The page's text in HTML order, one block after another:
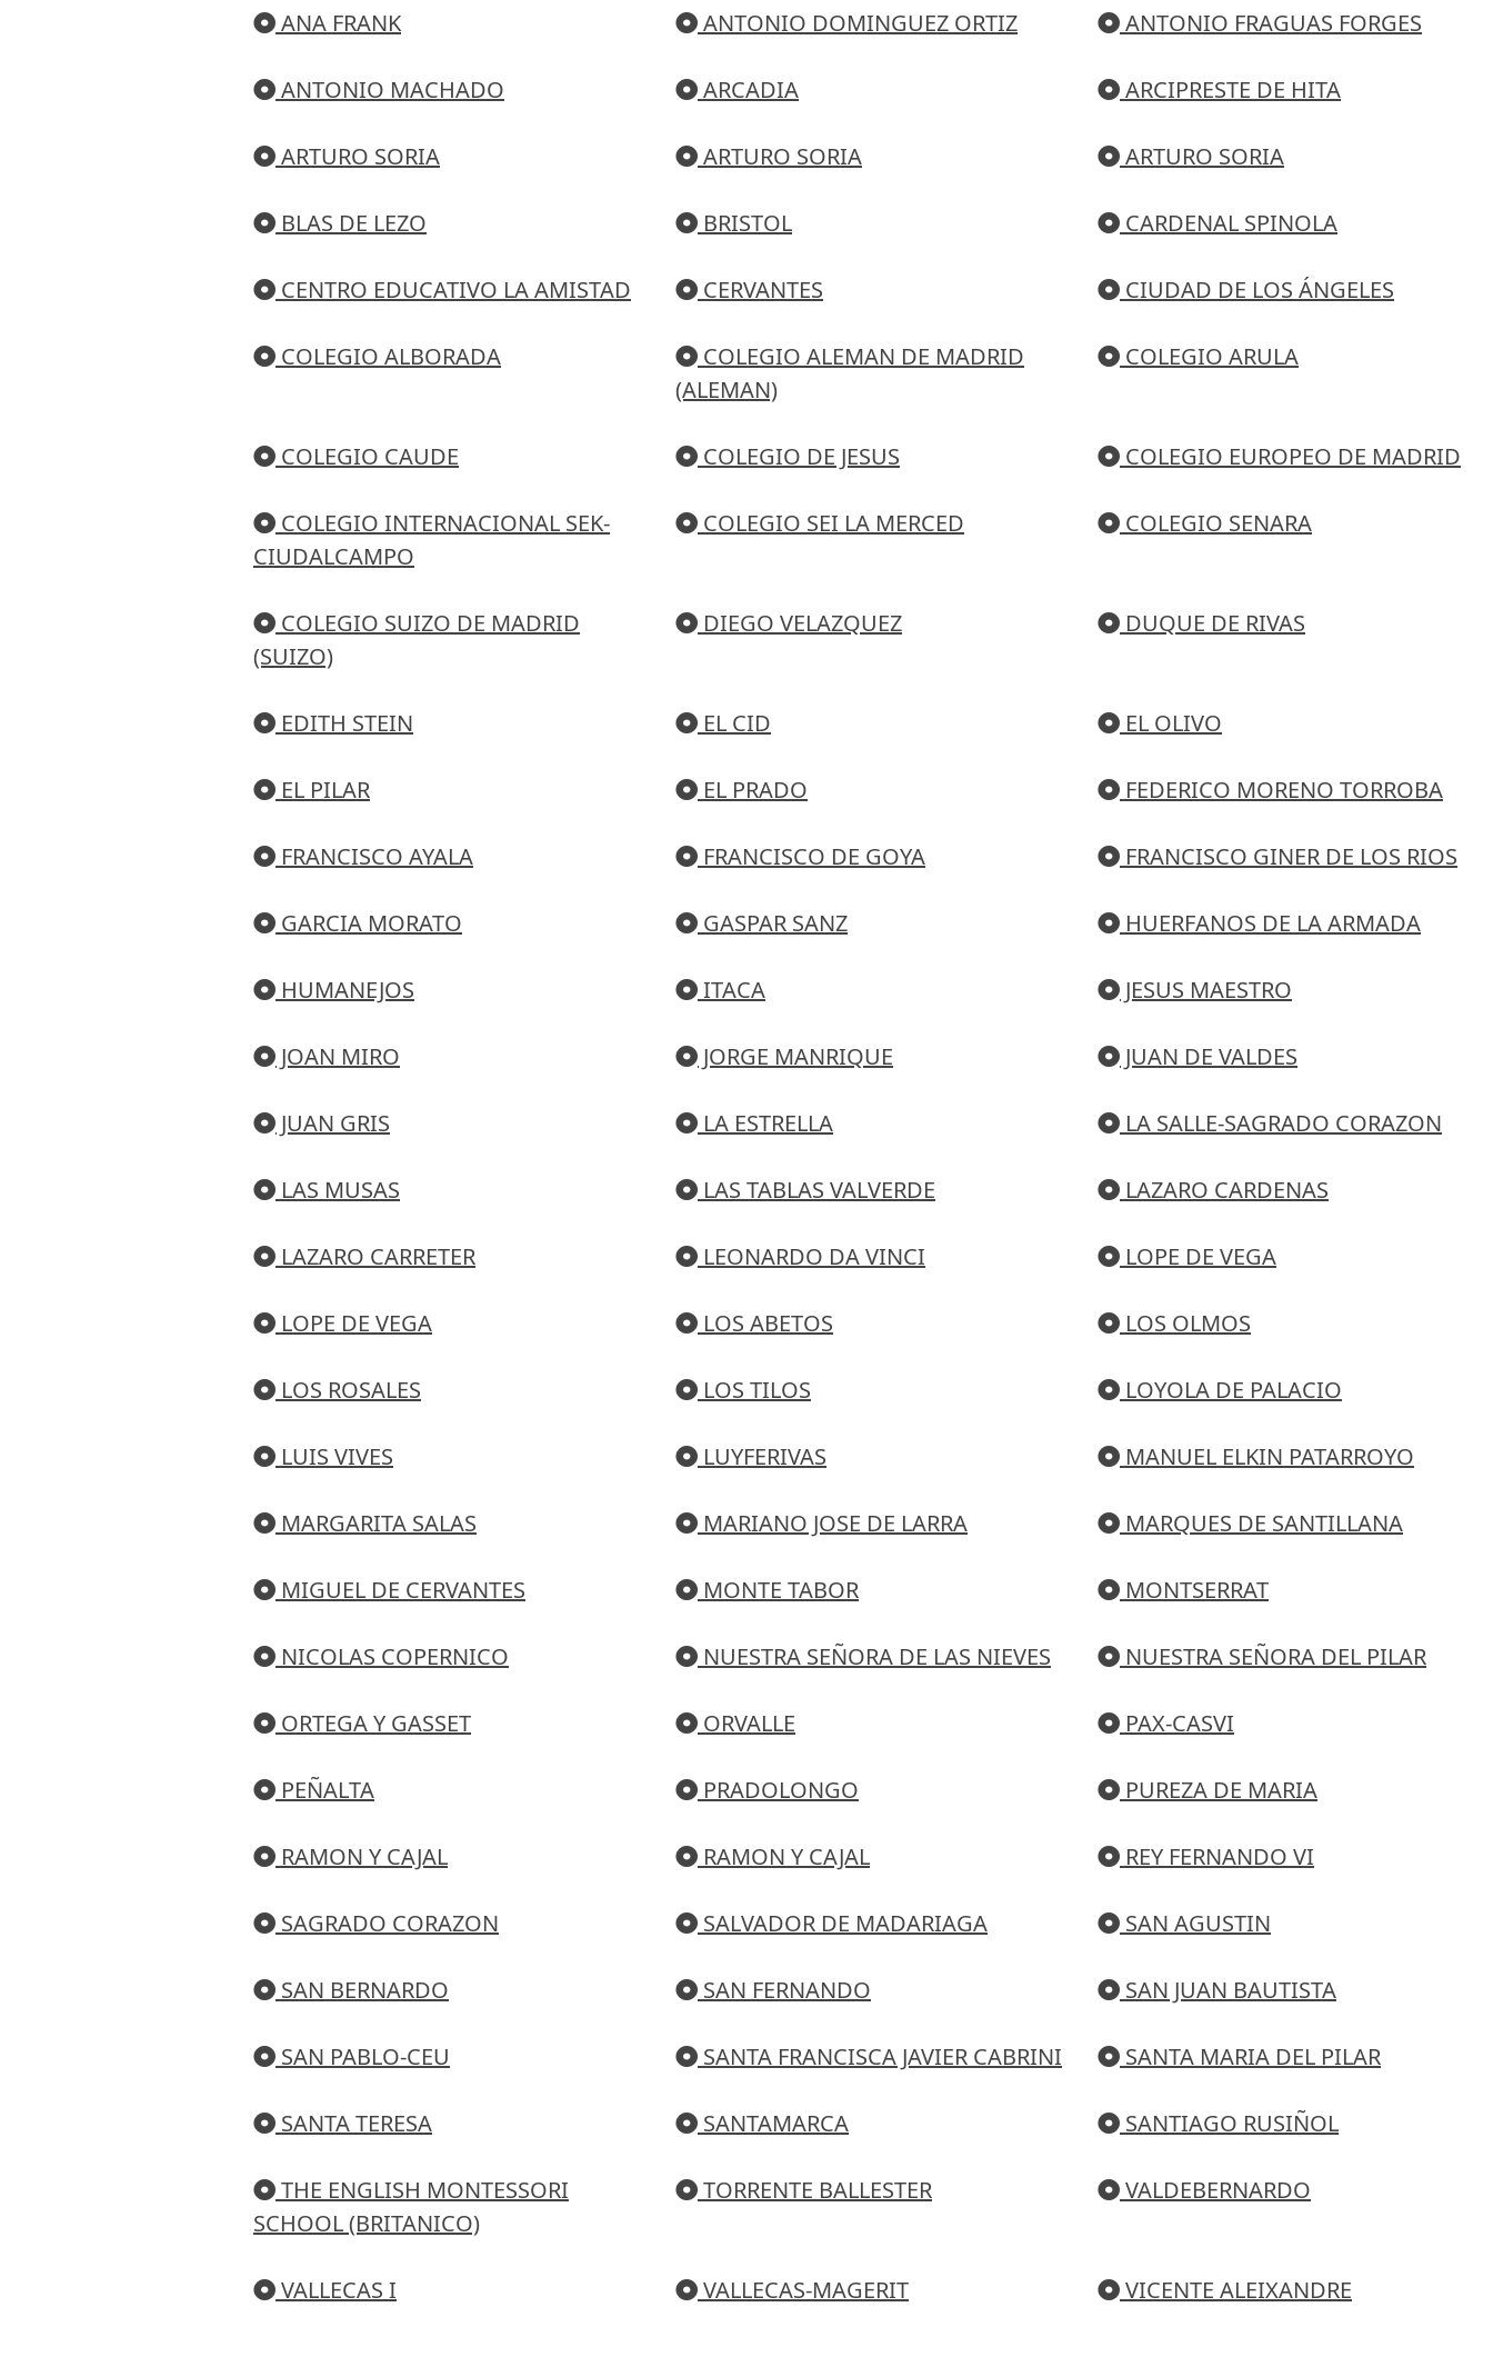
ANA FRANK ANTONIO DOMINGUEZ ORTIZ ANTONIO FRAGUAS FORGES
ANTONIO MACHADO ARCADIA ARCIPRESTE DE HITA
ARTURO SORIA ARTURO SORIA ARTURO SORIA
BLAS DE LEZO BRISTOL CARDENAL SPINOLA
CENTRO EDUCATIVO LA AMISTAD CERVANTES CIUDAD DE LOS ÁNGELES
COLEGIO ALBORADA
COLEGIO ALEMAN DE MADRID
(ALEMAN)
COLEGIO ARULA
COLEGIO CAUDE COLEGIO DE JESUS COLEGIO EUROPEO DE MADRID
COLEGIO INTERNACIONAL SEK-
CIUDALCAMPO
COLEGIO SEI LA MERCED COLEGIO SENARA
COLEGIO SUIZO DE MADRID
(SUIZO)
DIEGO VELAZQUEZ DUQUE DE RIVAS
EDITH STEIN EL CID EL OLIVO
EL PILAR EL PRADO FEDERICO MORENO TORROBA
FRANCISCO AYALA FRANCISCO DE GOYA FRANCISCO GINER DE LOS RIOS
GARCIA MORATO GASPAR SANZ HUERFANOS DE LA ARMADA
HUMANEJOS ITACA JESUS MAESTRO
JOAN MIRO JORGE MANRIQUE JUAN DE VALDES
JUAN GRIS LA ESTRELLA LA SALLE-SAGRADO CORAZON
LAS MUSAS LAS TABLAS VALVERDE LAZARO CARDENAS
LAZARO CARRETER LEONARDO DA VINCI LOPE DE VEGA
LOPE DE VEGA LOS ABETOS LOS OLMOS
LOS ROSALES LOS TILOS LOYOLA DE PALACIO
LUIS VIVES LUYFERIVAS MANUEL ELKIN PATARROYO
MARGARITA SALAS MARIANO JOSE DE LARRA MARQUES DE SANTILLANA
MIGUEL DE CERVANTES MONTE TABOR MONTSERRAT
NICOLAS COPERNICO NUESTRA SEÑORA DE LAS NIEVES NUESTRA SEÑORA DEL PILAR
ORTEGA Y GASSET ORVALLE PAX-CASVI
PEÑALTA PRADOLONGO PUREZA DE MARIA
RAMON Y CAJAL RAMON Y CAJAL REY FERNANDO VI
SAGRADO CORAZON SALVADOR DE MADARIAGA SAN AGUSTIN
SAN BERNARDO SAN FERNANDO SAN JUAN BAUTISTA
SAN PABLO-CEU SANTA FRANCISCA JAVIER CABRINI SANTA MARIA DEL PILAR
SANTA TERESA SANTAMARCA SANTIAGO RUSIÑOL
THE ENGLISH MONTESSORI
SCHOOL (BRITANICO)
TORRENTE BALLESTER VALDEBERNARDO
VALLECAS I VALLECAS-MAGERIT VICENTE ALEIXANDRE